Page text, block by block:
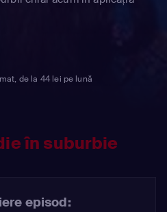
de la 44 lei pe lună
în suburbie
episod: